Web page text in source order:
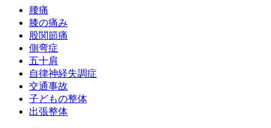
腰痛
膝の痛み
股関節痛
側弯症
五十肩
自律神経失調症
交通事故
子どもの整体
出張整体